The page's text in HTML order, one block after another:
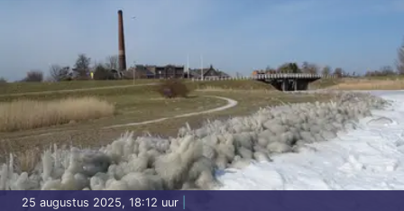
25 augustus 2025, 18:12 uur